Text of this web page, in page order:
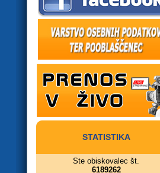
STATISTIKA
Ste obiskovalec št.
6189262